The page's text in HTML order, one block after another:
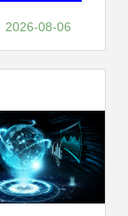
2026-08-06